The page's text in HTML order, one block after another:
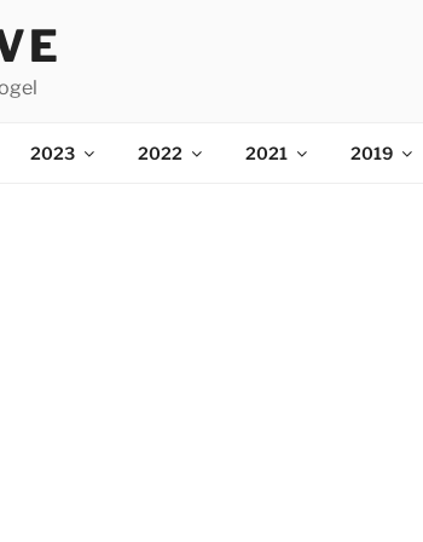
2023 2022 2021 2019